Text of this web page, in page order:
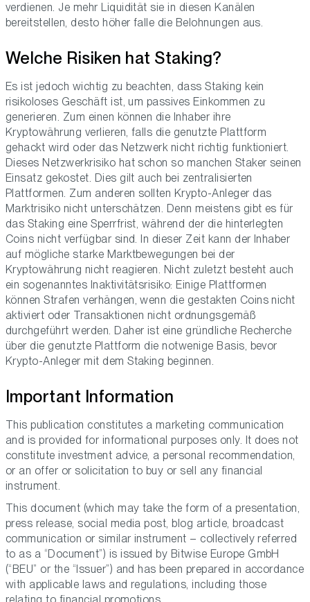
verdienen. Je mehr Liquidität sie in diesen Kanälen
bereitstellen, desto höher falle die Belohnungen aus.
Welche Risiken hat Staking?
Es ist jedoch wichtig zu beachten, dass Staking kein
risikoloses Geschäft ist, um passives Einkommen zu
generieren. Zum einen können die Inhaber ihre
Kryptowährung verlieren, falls die genutzte Plattform
gehackt wird oder das Netzwerk nicht richtig funktioniert.
Dieses Netzwerkrisiko hat schon so manchen Staker seinen
Einsatz gekostet. Dies gilt auch bei zentralisierten
Plattformen. Zum anderen sollten Krypto-Anleger das
Marktrisiko nicht unterschätzen. Denn meistens gibt es für
das Staking eine Sperrfrist, während der die hinterlegten
Coins nicht verfügbar sind. In dieser Zeit kann der Inhaber
auf mögliche starke Marktbewegungen bei der
Kryptowährung nicht reagieren. Nicht zuletzt besteht auch
ein sogenanntes Inaktivitätsrisiko: Einige Plattformen
können Strafen verhängen, wenn die gestakten Coins nicht
aktiviert oder Transaktionen nicht ordnungsgemäß
durchgeführt werden. Daher ist eine gründliche Recherche
über die genutzte Plattform die notwenige Basis, bevor
Krypto-Anleger mit dem Staking beginnen.
Important Information
This publication constitutes a marketing communication
and is provided for informational purposes only. It does not
constitute investment advice, a personal recommendation,
or an offer or solicitation to buy or sell any financial
instrument.
This document (which may take the form of a presentation,
press release, social media post, blog article, broadcast
communication or similar instrument – collectively referred
to as a “Document”) is issued by Bitwise Europe GmbH
(“BEU” or the “Issuer”) and has been prepared in accordance
with applicable laws and regulations, including those